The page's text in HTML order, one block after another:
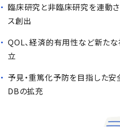
臨床研究と非臨床研究を連動
ス創出
QOL、経済的有用性など新た
立
予見・重篤化予防を目指した
DBの拡充